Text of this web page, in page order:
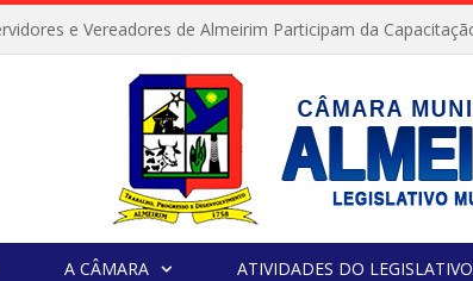
A CÂMARA ATIVIDADES DO LEGISLATIVO